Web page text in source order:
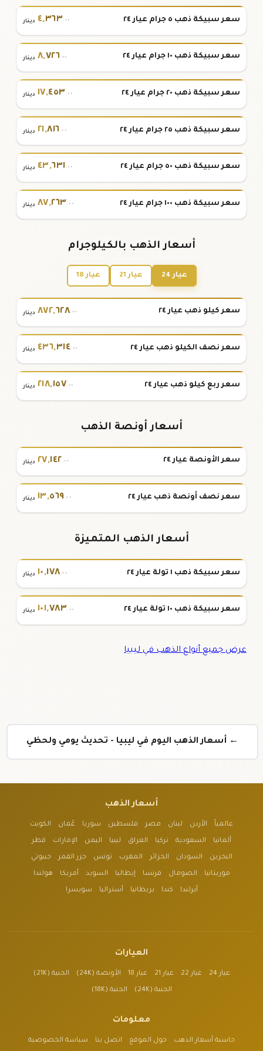
سعر سبيكة ذهب ٥ جرام عيار ٢٤ ٤,٣٦٣.٠٠ دينار
سعر سبيكة ذهب ١٠ جرام عيار ٢٤ ٨,٧٢٦.٠٠ دينار
سعر سبيكة ذهب ٢٠ جرام عيار ٢٤ ١٧,٤٥٣.٠٠ دينار
سعر سبيكة ذهب ٢٥ جرام عيار ٢٤ ٢١,٨١٦.٠٠ دينار
سعر سبيكة ذهب ٥٠ جرام عيار ٢٤ ٤٣,٦٣١.٠٠ دينار
سعر سبيكة ذهب ١٠٠ جرام عيار ٢٤ ٨٧,٢٦٣.٠٠ دينار
أسعار الذهب بالكيلوجرام
عيار 24 عيار 21 عيار 18
سعر كيلو ذهب عيار ٢٤ ٨٧٢,٦٢٨.٠٠ دينار
سعر نصف الكيلو ذهب عيار ٢٤ ٤٣٦,٣١٤.٠٠ دينار
سعر ربع كيلو ذهب عيار ٢٤ ٢١٨,١٥٧.٠٠ دينار
أسعار أونصة الذهب
سعر الأونصة عيار ٢٤ ٢٧,١٤٢.٠٠ دينار
سعر نصف أونصة ذهب عيار ٢٤ ١٣,٥٦٩.٠٠ دينار
أسعار الذهب المتميزة
سعر سبيكة ذهب ١ تولة عيار ٢٤ ١٠,١٧٨.٠٠ دينار
سعر سبيكة ذهب ١٠ تولة عيار ٢٤ ١٠١,٧٨٣.٠٠ دينار
عرض جميع أنواع الذهب في ليبيا
← أسعار الذهب اليوم في ليبيا - تحديث يومي ولحظي
أسعار الذهب
عالمياً الأردن لبنان مصر فلسطين سوريا عُمان الكويت
ألمانيا السعودية تركيا العراق ليبيا اليمن الإمارات قطر
البحرين السودان الجزائر المغرب تونس جزر القمر جيبوتي
موريتانيا الصومال فرنسا إيطاليا السويد أمريكا هولندا
أيرلندا كندا بريطانيا أستراليا سويسرا
العيارات
عيار 24 عيار 22 عيار 21 عيار 18 الأونصة (24K) الجنية (21K)
الجنية (24K) الجنية (18K)
معلومات
حاسبة أسعار الذهب حول الموقع اتصل بنا سياسة الخصوصية